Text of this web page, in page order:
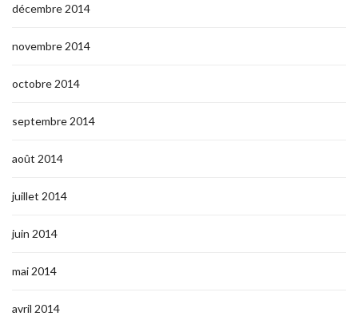
décembre 2014
novembre 2014
octobre 2014
septembre 2014
août 2014
juillet 2014
juin 2014
mai 2014
avril 2014